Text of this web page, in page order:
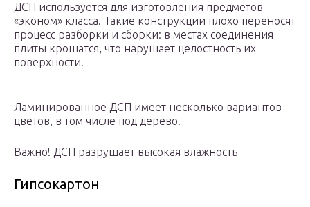
ДСП используется для изготовления предметов
«эконом» класса. Такие конструкции плохо переносят
процесс разборки и сборки: в местах соединения
плиты крошатся, что нарушает целостность их
поверхности.
Ламинированное ДСП имеет несколько вариантов
цветов, в том числе под дерево.
Важно! ДСП разрушает высокая влажность
Гипсокартон